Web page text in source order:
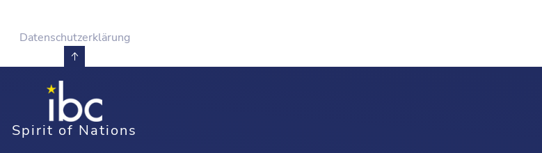
Datenschutzerklärung
Spirit of Nations